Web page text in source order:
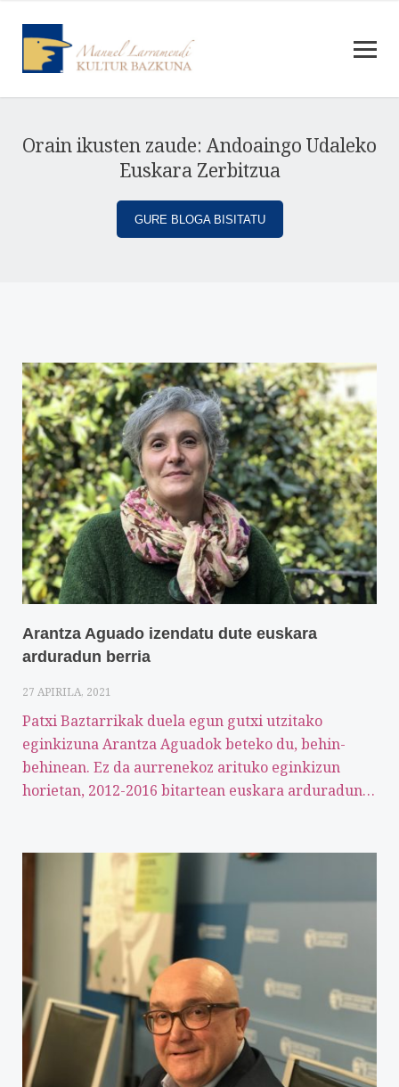
Orain ikusten zaude: Andoaingo Udaleko
Euskara Zerbitzua
GURE BLOGA BISITATU
Arantza Aguado izendatu dute euskara
arduradun berria
27 APIRILA, 2021
Patxi Baztarrikak duela egun gutxi utzitako
eginkizuna Arantza Aguadok beteko du, behin-
behinean. Ez da aurrenekoz arituko eginkizun
horietan, 2012-2016 bitartean euskara arduradun…